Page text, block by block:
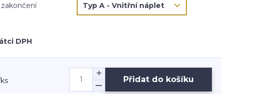
DPH
ks Přidat do košíku